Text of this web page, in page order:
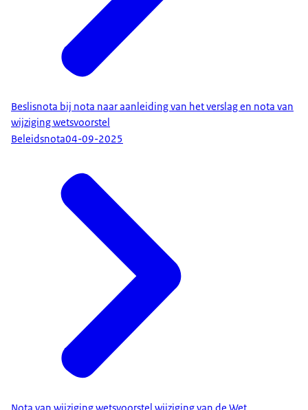
Beslisnota bij nota naar aanleiding van het verslag en nota van
wijziging wetsvoorstel
Beleidsnota04-09-2025